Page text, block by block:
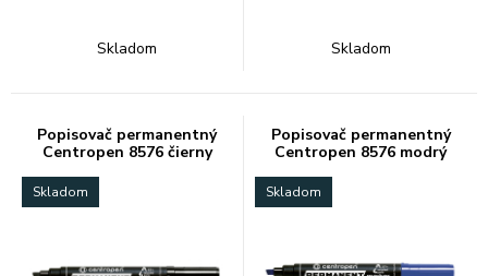
Skladom Skladom
Popisovač permanentný
Centropen 8576 čierny
Skladom
Popisovač permanentný
Centropen 8576 modrý
Skladom